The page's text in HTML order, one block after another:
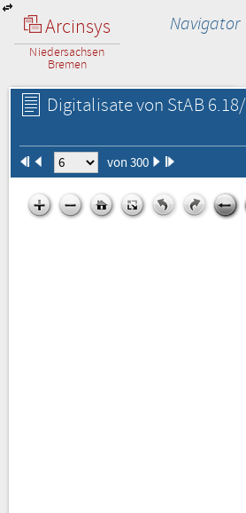
Arcinsys
Niedersachsen
Bremen
Navigator
Digitalisate von StAB
von 300